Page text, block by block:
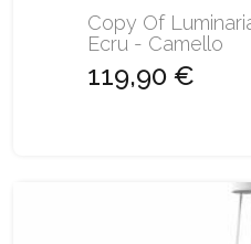
Copy Of
Ecru - Camello
119,90 €